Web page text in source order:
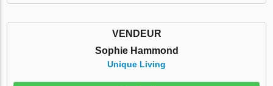
VENDEUR
Sophie Hammond
Unique Living